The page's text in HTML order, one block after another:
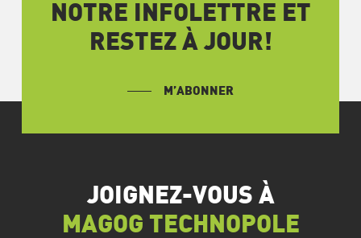
NOTRE INFOLETTRE ET
RESTEZ À JOUR!
M’ABONNER
JOIGNEZ-VOUS À
MAGOG TECHNOPOLE